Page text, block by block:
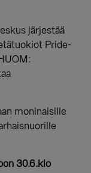
järjestää
Pride-
moninaisille
30.6.klo